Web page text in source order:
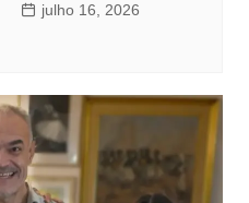
julho 16, 2026